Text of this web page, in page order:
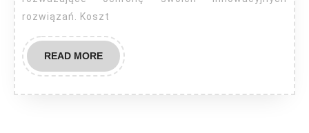
rozwiązań. Koszt
READ MOREREAD
MORE